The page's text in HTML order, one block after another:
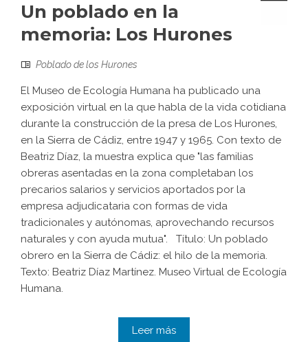
Un poblado en la
memoria: Los Hurones
Poblado de los Hurones
El Museo de Ecología Humana ha publicado una
exposición virtual en la que habla de la vida cotidiana
durante la construcción de la presa de Los Hurones,
en la Sierra de Cádiz, entre 1947 y 1965. Con texto de
Beatriz Díaz, la muestra explica que "las familias
obreras asentadas en la zona completaban los
precarios salarios y servicios aportados por la
empresa adjudicataria con formas de vida
tradicionales y autónomas, aprovechando recursos
naturales y con ayuda mutua". Título: Un poblado
obrero en la Sierra de Cádiz: el hilo de la memoria.
Texto: Beatriz Díaz Martínez. Museo Virtual de Ecología
Humana.
Leer más